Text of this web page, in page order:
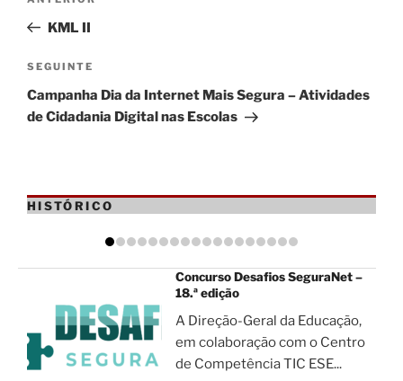
artigos
anterior
KML II
Conteúdo
seguinte
SEGUINTE
Campanha Dia da Internet Mais Segura – Atividades
de Cidadania Digital nas Escolas
HISTÓRICO
Concurso Desafios SeguraNet –
18.ª edição
A Direção-Geral da Educação,
em colaboração com o Centro
de Competência TIC ESE...